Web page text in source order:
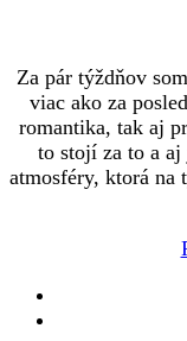
Za pár týždňov
viac ako za
romantika, tak aj
to stojí za to a
atmosféry, ktorá na